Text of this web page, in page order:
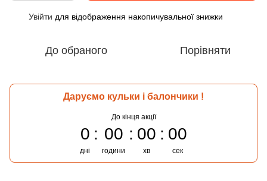
Увійти для відображення накопичувальної знижки
До обраного Порівняти
Даруємо кульки і балончики !
До кінця акції
0
дні
00
години
00
хв
00
сек